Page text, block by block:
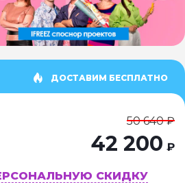
ДОСТАВИМ БЕСПЛАТНО
50 640 ₽
42 200 ₽
СКИДКУ